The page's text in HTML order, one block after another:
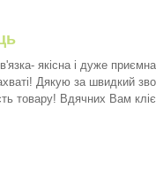
якісна і дуже
Дякую за швидкий
товару! Вдячних Вам